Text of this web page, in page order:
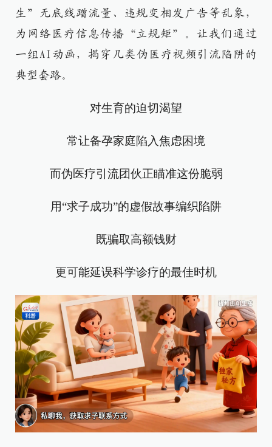
生”无底线蹭流量、违规变相发广告等乱象，
为网络医疗信息传播“立规矩”。让我们通过
一组AI动画，揭穿几类伪医疗视频引流陷阱的
典型套路。
对生育的迫切渴望
常让备孕家庭陷入焦虑困境
而伪医疗引流团伙正瞄准这份脆弱
用“求子成功”的虚假故事编织陷阱
既骗取高额钱财
更可能延误科学诊疗的最佳时机